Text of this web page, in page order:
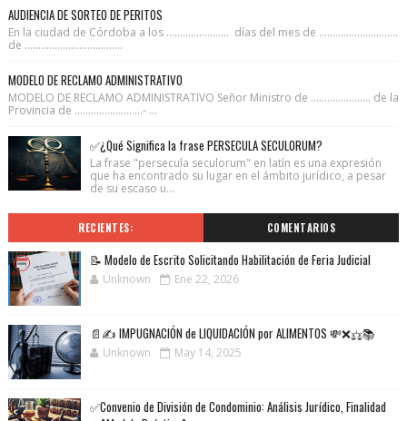
AUDIENCIA DE SORTEO DE PERITOS
En la ciudad de Córdoba a los ....................... días del mes de .............................
de ....................................
MODELO DE RECLAMO ADMINISTRATIVO
MODELO DE RECLAMO ADMINISTRATIVO Señor Ministro de ...................... de la
Provincia de .........................- ...
✅¿Qué Significa la frase PERSECULA SECULORUM?
La frase "persecula seculorum" en latín es una expresión
que ha encontrado su lugar en el ámbito jurídico, a pesar
de su escaso u...
RECIENTES: COMENTARIOS
📝 Modelo de Escrito Solicitando Habilitación de Feria Judicial
Unknown Ene 22, 2026
📄✍️ IMPUGNACIÓN de LIQUIDACIÓN por ALIMENTOS 💸❌⚖️📚
Unknown May 14, 2025
✅Convenio de División de Condominio: Análisis Jurídico, Finalidad